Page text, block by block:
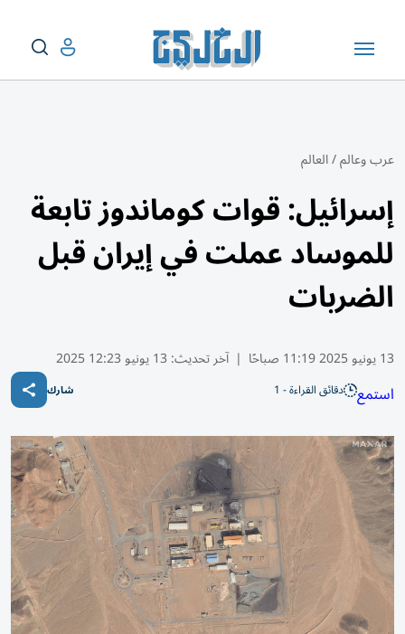
عرب وعالم/العالم
إسرائيل: قوات كوماندوز تابعة
للموساد عملت في إيران قبل
الضربات
13 يونيو 2025 11:19 صباحًا | آخر تحديث: 13 يونيو 12:23 2025
استمع دقائق القراءة - 1 شارك